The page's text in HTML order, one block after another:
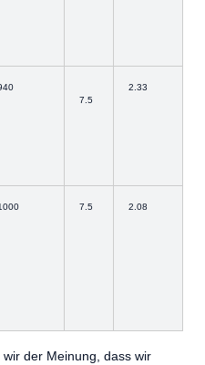
7.5
2.33
7.5 2.08
der Meinung, dass wir